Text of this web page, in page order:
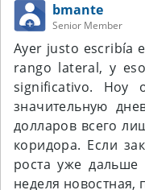
bmante
Senior Member
Ayer justo escribía
rango lateral, y
significativo. Hoy
значительную
долларов всего
коридора. Если
роста уже дальше
неделя новостная,